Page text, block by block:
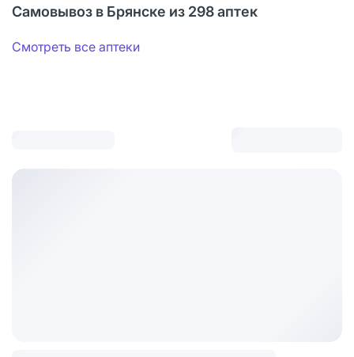
Самовывоз в Брянске из 298 аптек
Смотреть все аптеки